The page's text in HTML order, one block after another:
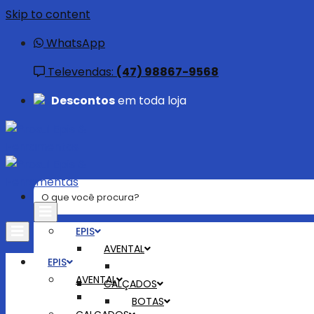
Skip to content
WhatsApp
Televendas: (47) 98867-9568
Descontosem toda loja
EPIS
AVENTAL
CALÇADOS
BOTAS
EPIS
AVENTAL